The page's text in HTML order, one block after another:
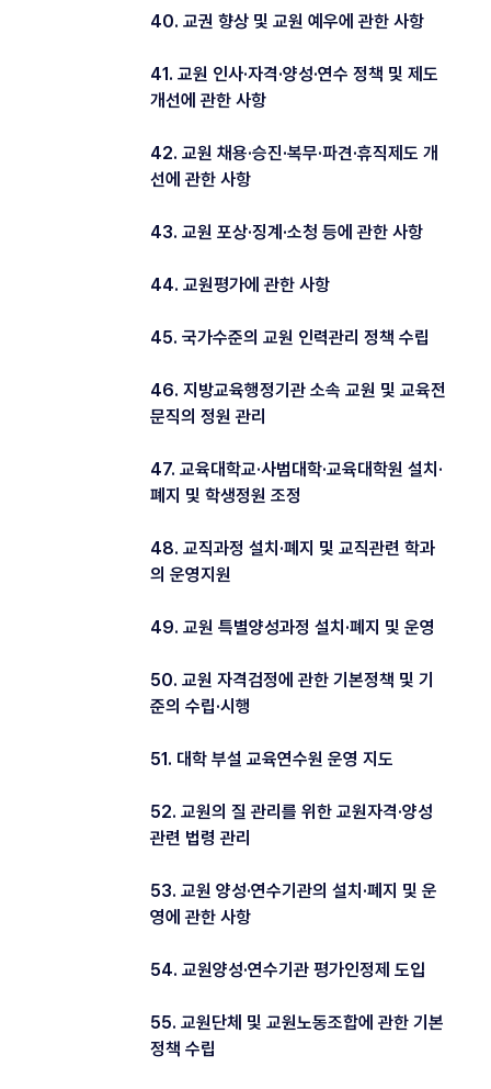
40. 교권 향상 및 교원 예우에 관한 사항
41. 교원 인사·자격·양성·연수 정책 및 제도
개선에 관한 사항
42. 교원 채용·승진·복무·파견·휴직제도 개
선에 관한 사항
43. 교원 포상·징계·소청 등에 관한 사항
44. 교원평가에 관한 사항
45. 국가수준의 교원 인력관리 정책 수립
46. 지방교육행정기관 소속 교원 및 교육전
문직의 정원 관리
47. 교육대학교·사범대학·교육대학원 설치·
폐지 및 학생정원 조정
48. 교직과정 설치·폐지 및 교직관련 학과
의 운영지원
49. 교원 특별양성과정 설치·폐지 및 운영
50. 교원 자격검정에 관한 기본정책 및 기
준의 수립·시행
51. 대학 부설 교육연수원 운영 지도
52. 교원의 질 관리를 위한 교원자격·양성
관련 법령 관리
53. 교원 양성·연수기관의 설치·폐지 및 운
영에 관한 사항
54. 교원양성·연수기관 평가인정제 도입
55. 교원단체 및 교원노동조합에 관한 기본
정책 수립